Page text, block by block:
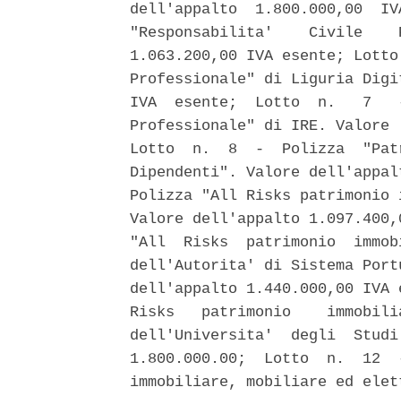
dell'appalto  1.800.000,00
"Responsabilita'    Civile
1.063.200,00 IVA esente;
Professionale" di Liguria
IVA  esente;  Lotto  n.   7
Professionale" di IRE.
Lotto  n.  8  -  Polizza
Dipendenti". Valore
Polizza "All Risks
Valore dell'appalto
"All  Risks  patrimonio
dell'Autorita' di Sistema
dell'appalto 1.440.000,00
Risks   patrimonio
dell'Universita'  degli
1.800.000.00;  Lotto  n.
immobiliare, mobiliare ed